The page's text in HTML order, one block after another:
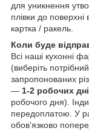
для уникнення
плівки до поверхні
картка / ракель.
Коли буде
Всі наші кухонні
(виберіть
запропонованих
— 1-2 робочих
робочого дня).
передоплатою. У
обов'язково